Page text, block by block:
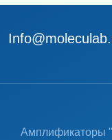
Амплификаторы